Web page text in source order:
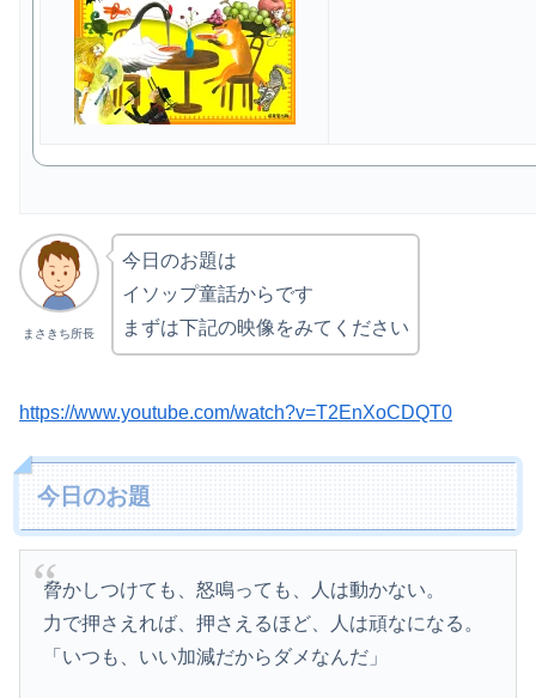
まさきち所長
今日のお題は
イソップ童話からです
まずは下記の映像をみてください
https://www.youtube.com/watch?v=T2EnXoCDQT0
今日のお題
脅かしつけても、怒鳴っても、人は動かない。
力で押さえれば、押さえるほど、人は頑なになる。
「いつも、いい加減だからダメなんだ」